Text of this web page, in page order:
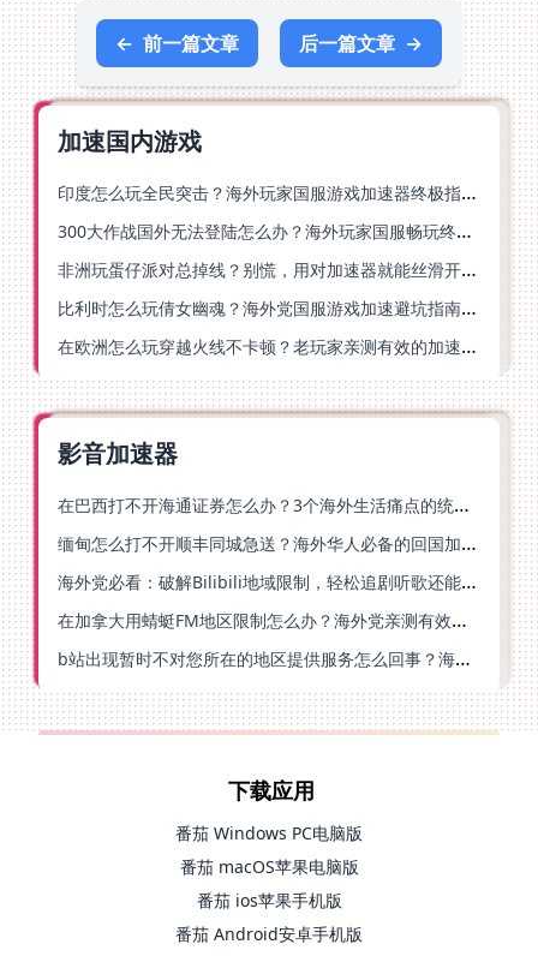
← 前一篇文章 后一篇文章 →
加速国内游戏
印度怎么玩全民突击？海外玩家国服游戏加速器终极指南（附原神延迟优化+精灵之境加速器选择）
300大作战国外无法登陆怎么办？海外玩家国服畅玩终极指南（附实测推荐）
非洲玩蛋仔派对总掉线？别慌，用对加速器就能丝滑开跑！
比利时怎么玩倩女幽魂？海外党国服游戏加速避坑指南（附实测推荐）
在欧洲怎么玩穿越火线不卡顿？老玩家亲测有效的加速器选择指南
影音加速器
在巴西打不开海通证券怎么办？3个海外生活痛点的统一解决方案
缅甸怎么打不开顺丰同城急送？海外华人必备的回国加速指南（附B站会员游戏解决方案）
海外党必看：破解Bilibili地域限制，轻松追剧听歌还能流畅理财的实用指南
在加拿大用蜻蜓FM地区限制怎么办？海外党亲测有效的回国加速方案
b站出现暂时不对您所在的地区提供服务怎么回事？海外党亲测有效的回国加速方案
下载应用
番茄 Windows PC电脑版
番茄 macOS苹果电脑版
番茄 ios苹果手机版
番茄 Android安卓手机版